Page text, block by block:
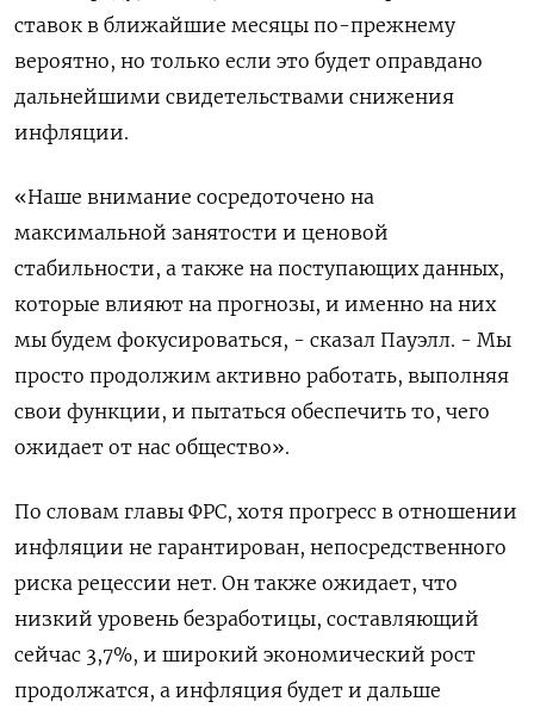
ставок в ближайшие месяцы по-прежнему
вероятно, но только если это будет оправдано
дальнейшими свидетельствами снижения
инфляции.
«Наше внимание сосредоточено на
максимальной занятости и ценовой
стабильности, а также на поступающих данных,
которые влияют на прогнозы, и именно на них
мы будем фокусироваться, - сказал Пауэлл. - Мы
просто продолжим активно работать, выполняя
свои функции, и пытаться обеспечить то, чего
ожидает от нас общество».
По словам главы ФРС, хотя прогресс в отношении
инфляции не гарантирован, непосредственного
риска рецессии нет. Он также ожидает, что
низкий уровень безработицы, составляющий
сейчас 3,7%, и широкий экономический рост
продолжатся, а инфляция будет и дальше